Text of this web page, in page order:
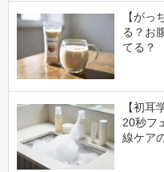
【がっ
る？お
てる？
【初耳
20秒フ
線ケア